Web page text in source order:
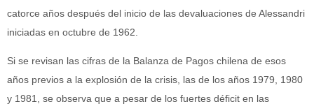
catorce años después del inicio de las devaluaciones de Alessandri
iniciadas en octubre de 1962.
Si se revisan las cifras de la Balanza de Pagos chilena de esos
años previos a la explosión de la crisis, las de los años 1979, 1980
y 1981, se observa que a pesar de los fuertes déficit en las